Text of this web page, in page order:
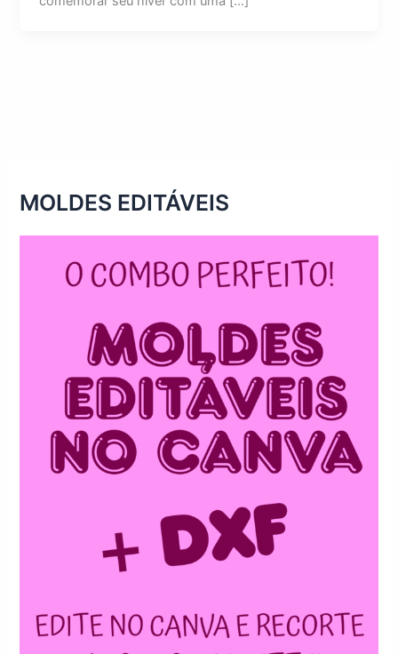
MOLDES EDITÁVEIS